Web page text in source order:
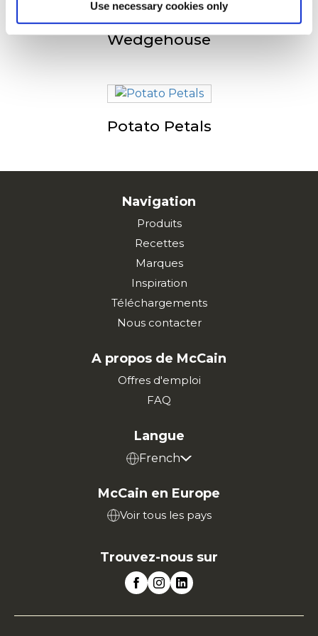
Use necessary cookies only
Wedgehouse
Potato Petals
Navigation
Produits
Recettes
Marques
Inspiration
Téléchargements
Nous contacter
A propos de McCain
Offres d'emploi
FAQ
Langue
French
McCain en Europe
Voir tous les pays
Trouvez-nous sur